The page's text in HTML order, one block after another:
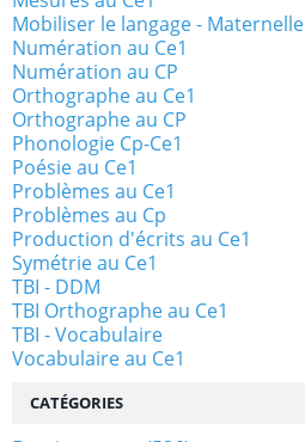
Mobiliser le langage - Maternelle
Numération au Ce1
Numération au CP
Orthographe au Ce1
Orthographe au CP
Phonologie Cp-Ce1
Poésie au Ce1
Problèmes au Ce1
Problèmes au Cp
Production d'écrits au Ce1
Symétrie au Ce1
TBI - DDM
TBI Orthographe au Ce1
TBI - Vocabulaire
Vocabulaire au Ce1
CATÉGORIES